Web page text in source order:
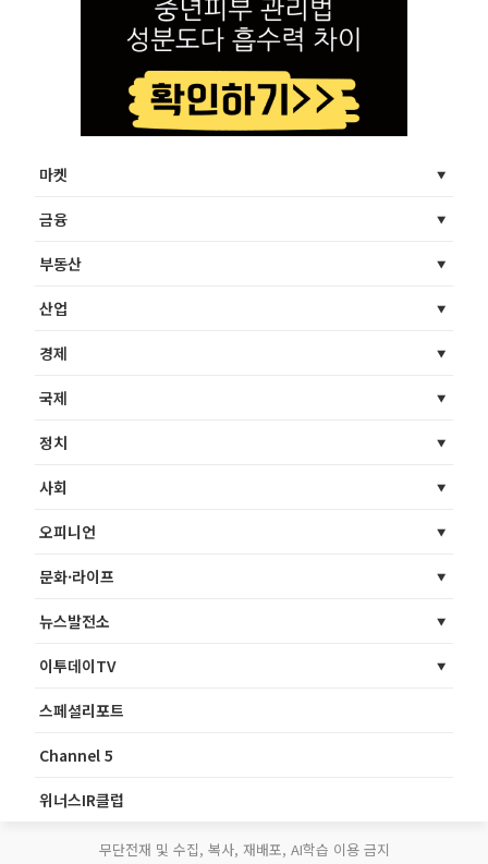
마켓
금융
부동산
산업
경제
국제
정치
사회
오피니언
문화·라이프
뉴스발전소
이투데이TV
스페셜리포트
Channel 5
위너스IR클럽
무단전재 및 수집, 복사, 재배포, AI학습 이용 금지